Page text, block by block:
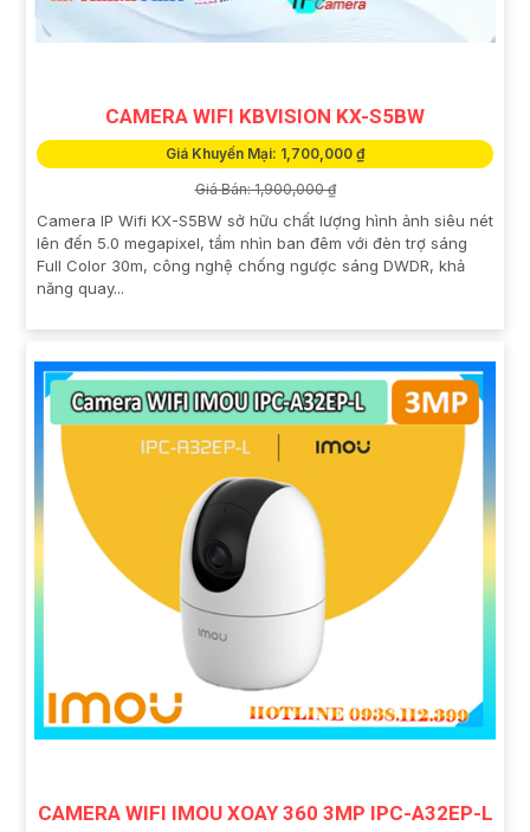
CAMERA WIFI KBVISION KX-S5BW
Giá Khuyến Mại: 1,700,000 ₫
Giá Bán: 1,900,000 ₫
Camera IP Wifi KX-S5BW sở hữu chất lượng hình ảnh siêu nét
lên đến 5.0 megapixel, tầm nhìn ban đêm với đèn trợ sáng
Full Color 30m, công nghệ chống ngược sáng DWDR, khả
năng quay...
CAMERA WIFI IMOU XOAY 360 3MP IPC-A32EP-L